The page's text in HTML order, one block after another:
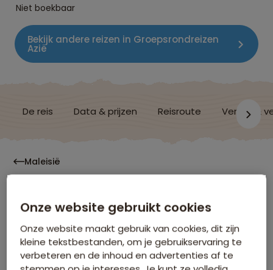
Niet boekbaar
Bekijk andere reizen in Groepsrondreizen
Azië
De reis Data & prijzen Reisroute Verblijf &
Maleisië
Vluchtinformatie
Hoe laat moet ik op het vliegveld zijn?
Onze website gebruikt cookies
Onze website maakt gebruik van cookies, dit zijn
kleine tekstbestanden, om je gebruikservaring te
verbeteren en de inhoud en advertenties af te